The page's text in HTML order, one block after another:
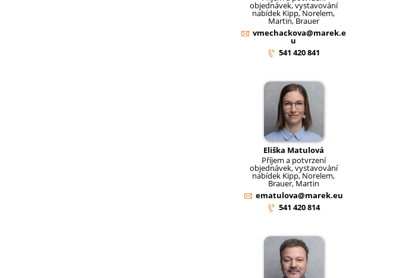
objednávek, vystavování
nabídek Kipp, Norelem,
Martin, Brauer
vmechackova@marek.e
u
541 420 841
Eliška Matulová
Příjem a potvrzení
objednávek, vystavování
nabídek Kipp, Norelem,
Brauer, Martin
ematulova@marek.eu
541 420 814